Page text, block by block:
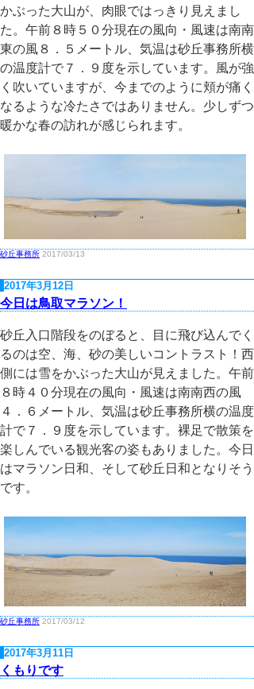
かぶった大山が、肉眼ではっきり見えまし
た。午前８時５０分現在の風向・風速は南南
東の風８．５メートル、気温は砂丘事務所横
の温度計で７．９度を示しています。風が強
く吹いていますが、今までのように頬が痛く
なるような冷たさではありません。少しずつ
暖かな春の訪れが感じられます。
砂丘事務所 2017/03/13
2017年3月12日
今日は鳥取マラソン！
砂丘入口階段をのぼると、目に飛び込んでく
るのは空、海、砂の美しいコントラスト！西
側には雪をかぶった大山が見えました。午前
８時４０分現在の風向・風速は南南西の風
４．６メートル、気温は砂丘事務所横の温度
計で７．９度を示しています。裸足で散策を
楽しんでいる観光客の姿もありました。今日
はマラソン日和、そして砂丘日和となりそう
です。
砂丘事務所 2017/03/12
2017年3月11日
くもりです